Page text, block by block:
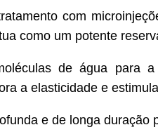
com
como um potente
de água para
a elasticidade e
e de longa duração